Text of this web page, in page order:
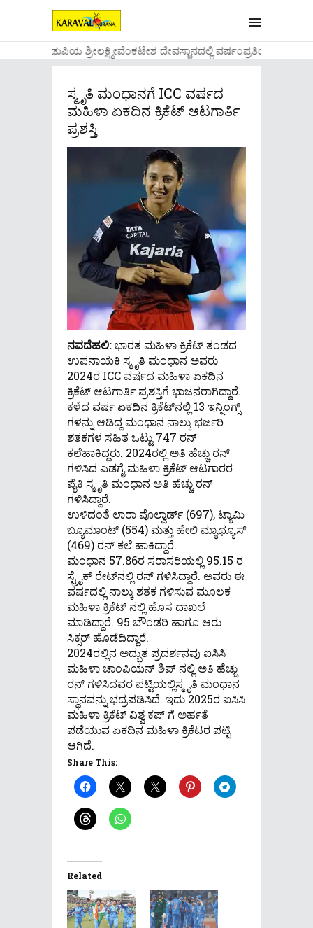
....ಉಡುಪಿಯ ಶ್ರೀಲಕ್ಷ್ಮೀವೆ೦ಕಟೇಶ ದೇವಸ್ಥಾನದಲ್ಲಿ ವರ್ಷ೦ಪ್ರತಿಯ
ಸ್ಮೃತಿ ಮಂಧಾನಗೆ ICC ವರ್ಷದ
ಮಹಿಳಾ ಏಕದಿನ ಕ್ರಿಕೆಟ್ ಆಟಗಾರ್ತಿ
ಪ್ರಶಸ್ತಿ
ನವದೆಹಲಿ:ಭಾರತ ಮಹಿಳಾ ಕ್ರಿಕೆಟ್ ತಂಡದ
ಉಪನಾಯಕಿ ಸ್ಮೃತಿ ಮಂಧಾನ ಅವರು
2024ರ ICC ವರ್ಷದ ಮಹಿಳಾ ಏಕದಿನ
ಕ್ರಿಕೆಟ್ ಆಟಗಾರ್ತಿ ಪ್ರಶಸ್ತಿಗೆ ಭಾಜನರಾಗಿದ್ದಾರೆ.
ಕಳೆದ ವರ್ಷ ಏಕದಿನ ಕ್ರಿಕೆಟ್​ನಲ್ಲಿ 13 ಇನ್ನಿಂಗ್ಸ್​
ಗಳನ್ನು ಆಡಿದ್ದ ಮಂಧಾನ ನಾಲ್ಕು ಭರ್ಜರಿ
ಶತಕಗಳ ಸಹಿತ ಒಟ್ಟು 747 ರನ್
ಕಲೆಹಾಕಿದ್ದರು. 2024ರಲ್ಲಿ ಅತಿ ಹೆಚ್ಚು ರನ್
ಗಳಿಸಿದ ಎಡಗೈ ಮಹಿಳಾ ಕ್ರಿಕೆಟ್ ಆಟಗಾರರ
ಪೈಕಿ ಸ್ಮೃತಿ ಮಂಧಾನ ಅತಿ ಹೆಚ್ಚು ರನ್
ಗಳಿಸಿದ್ದಾರೆ.
ಉಳಿದಂತೆ ಲಾರಾ ವೊಲ್ವಾರ್ಡ್ (697), ಟ್ಯಾಮಿ
ಬ್ಯೂಮಾಂಟ್ (554) ಮತ್ತು ಹೇಲಿ ಮ್ಯಾಥ್ಯೂಸ್
(469) ರನ್ ಕಲೆ ಹಾಕಿದ್ದಾರೆ.
ಮಂಧಾನ 57.86ರ ಸರಾಸರಿಯಲ್ಲಿ 95.15 ರ
ಸ್ಟ್ರೈಕ್ ರೇಟ್‌ನಲ್ಲಿ ರನ್ ಗಳಿಸಿದ್ದಾರೆ. ಅವರು ಈ
ವರ್ಷದಲ್ಲಿ ನಾಲ್ಕು ಶತಕ ಗಳಿಸುವ ಮೂಲಕ
ಮಹಿಳಾ ಕ್ರಿಕೆಟ್ ನಲ್ಲಿ ಹೊಸ ದಾಖಲೆ
ಮಾಡಿದ್ದಾರೆ. 95 ಬೌಂಡರಿ ಹಾಗೂ ಆರು
ಸಿಕ್ಸರ್ ಹೊಡೆದಿದ್ದಾರೆ.
2024ರಲ್ಲಿನ ಅದ್ಬುತ ಪ್ರದರ್ಶನವು ಐಸಿಸಿ
ಮಹಿಳಾ ಚಾಂಪಿಯನ್ ಶಿಪ್ ನಲ್ಲಿ ಅತಿ ಹೆಚ್ಚು
ರನ್ ಗಳಿಸಿದವರ ಪಟ್ಟಿಯಲ್ಲಿಸ್ಮೃತಿ ಮಂಧಾನ
ಸ್ಥಾನವನ್ನು ಭದ್ರಪಡಿಸಿದೆ. ಇದು 2025ರ ಐಸಿಸಿ
ಮಹಿಳಾ ಕ್ರಿಕೆಟ್ ವಿಶ್ವ ಕಪ್ ಗೆ ಅರ್ಹತೆ
ಪಡೆಯುವ ಏಕದಿನ ಮಹಿಳಾ ಕ್ರಿಕೆಟರ ಪಟ್ಟಿ
ಆಗಿದೆ.
Share This:
Related